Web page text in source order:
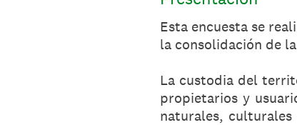
Esta encuesta se
la consolidación de
La custodia del
propietarios y
naturales,